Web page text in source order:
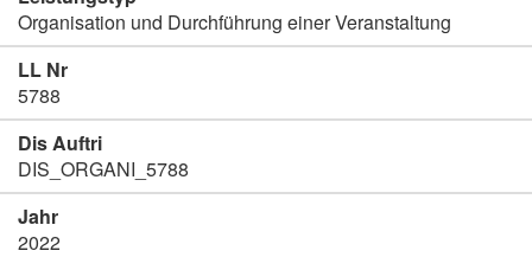
Organisation und Durchführung einer Veranstaltung
LL Nr
5788
Dis Auftri
DIS_ORGANI_5788
Jahr
2022